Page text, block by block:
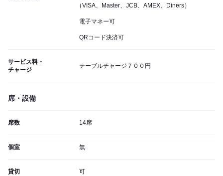
（VISA、Master、JCB、AMEX、Diners）
電子マネー可
QRコード決済可
サービス料・
チャージ
テーブルチャージ７００円
席・設備
席数 14席
個室 無
貸切 可